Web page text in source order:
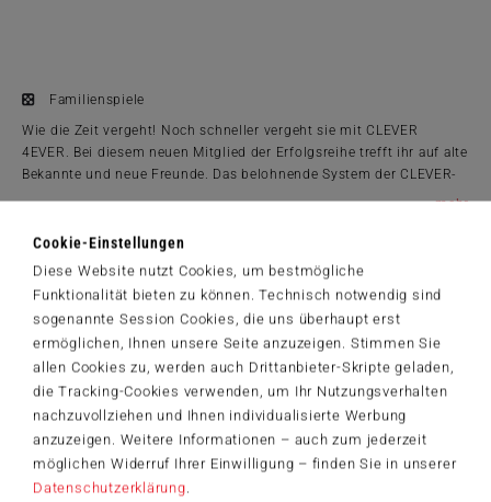
Cookie-Einstellungen
Diese Website nutzt Cookies, um bestmögliche
Funktionalität bieten zu können. Technisch notwendig sind
sogenannte Session Cookies, die uns überhaupt erst
ermöglichen, Ihnen unsere Seite anzuzeigen. Stimmen Sie
allen Cookies zu, werden auch Drittanbieter-Skripte geladen,
die Tracking-Cookies verwenden, um Ihr Nutzungsverhalten
nachzuvollziehen und Ihnen individualisierte Werbung
anzuzeigen. Weitere Informationen – auch zum jederzeit
möglichen Widerruf Ihrer Einwilligung – finden Sie in unserer
Datenschutzerklärung
Familienspiele
Wie die Zeit vergeht! Noch schneller vergeht sie mit CLEVER
4EVER. Bei diesem neuen Mitglied der Erfolgsreihe trefft ihr auf alte
Bekannte und neue Freunde. Das belohnende System der CLEVER-
für bestimmte Boni auch Minuspunkte in Kauf zu nehmen? Mit
welchen Zahlen löst ihr die nützlichsten Effekte aus? Wie eure
Entscheidungen auch ausfallen: Ihr solltet es auf jeden Fall gleich
...
Produktinformationen
ab 8 Jahre
1 bis 4 Spieler
30 Min.
13 x 18 x 4 cm
Spielanleitungen
49424_Clever_4ever_DE.pdf
14,99 €
Zum Shop